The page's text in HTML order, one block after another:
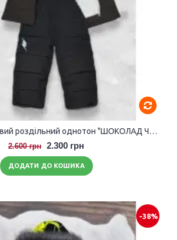
Комбінезон зимовий роздільний однотон "ШОКОЛАД ЧОРНИЙ" розмір 104-110
2.600 грн 2.300 грн
ДОДАТИ ДО КОШИКА
-38%